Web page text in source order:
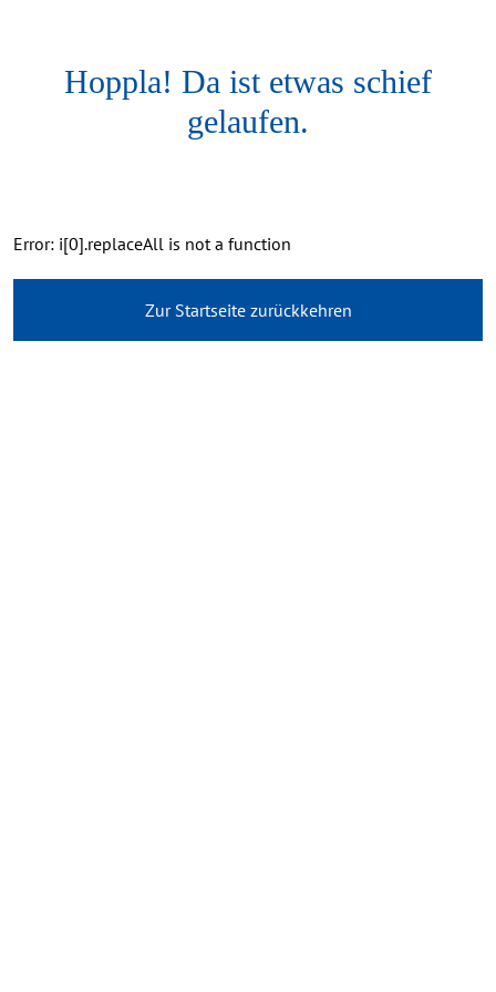
Hoppla! Da ist etwas schief
gelaufen.
Error: i[0].replaceAll is not a function
Zur Startseite zurückkehren